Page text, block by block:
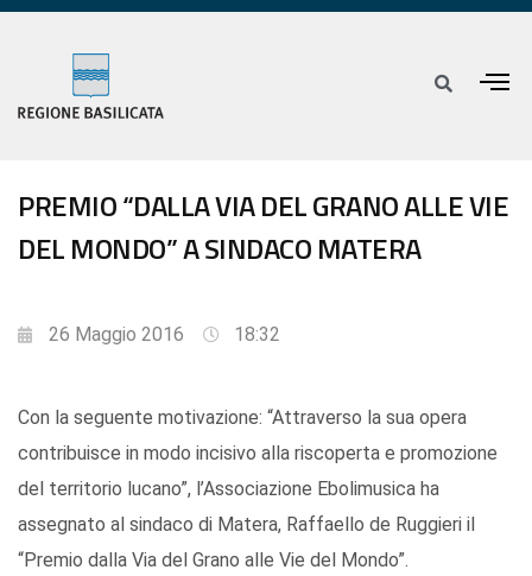
PREMIO “DALLA VIA DEL GRANO ALLE VIE
DEL MONDO” A SINDACO MATERA
26 Maggio 2016 18:32
Con la seguente motivazione: “Attraverso la sua opera
contribuisce in modo incisivo alla riscoperta e promozione
del territorio lucano”, l’Associazione Ebolimusica ha
assegnato al sindaco di Matera, Raffaello de Ruggieri il
“Premio dalla Via del Grano alle Vie del Mondo”.